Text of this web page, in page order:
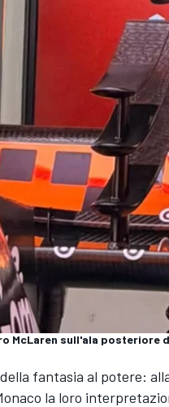
McLaren sull'ala posteriore
fantasia al potere:
la loro